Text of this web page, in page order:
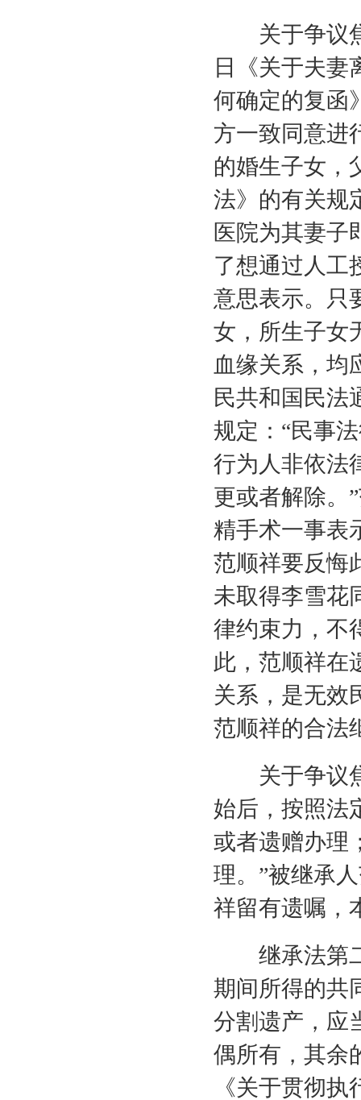
关于争议焦
日《关于夫妻
何确定的复函
方一致同意进
的婚生子女，
法》的有关规
医院为其妻子
了想通过人工
意思表示。只
女，所生子女
血缘关系，均
民共和国民法
规定：“民事
行为人非依法
更或者解除。
精手术一事表
范顺祥要反悔
未取得李雪花
律约束力，不
此，范顺祥在
关系，是无效
范顺祥的合法
关于争议焦
始后，按照法
或者遗赠办理
理。”被继承
祥留有遗嘱，
继承法第二
期间所得的共
分割遗产，应
偶所有，其余
《关于贯彻